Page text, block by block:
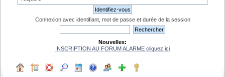
Connexion avec identifiant, mot de passe et durée de la session
Nouvelles:
INSCRIPTION AU FORUM ALARME cliquez ici